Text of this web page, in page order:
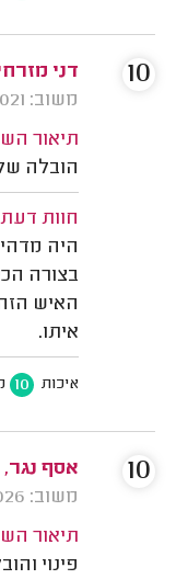
דני
משוב: 21/11/2021
תיאור
הובלה
חוות
היה
בצורה
האיש
איתו.
איכות 10
10
אסף
משוב: 04/08/2026
תיאור
פינוי
10